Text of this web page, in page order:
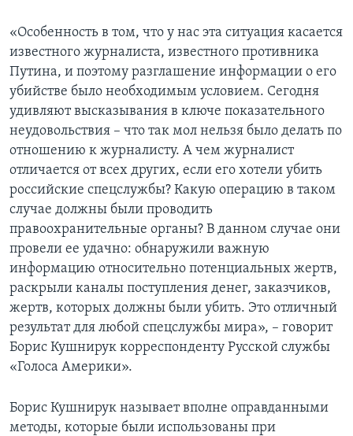
«Особенность в том, что у нас эта ситуация касается
известного журналиста, известного противника
Путина, и поэтому разглашение информации о его
убийстве было необходимым условием. Сегодня
удивляют высказывания в ключе показательного
неудовольствия – что так мол нельзя было делать по
отношению к журналисту. А чем журналист
отличается от всех других, если его хотели убить
российские спецслужбы? Какую операцию в таком
случае должны были проводить
правоохранительные органы? В данном случае они
провели ее удачно: обнаружили важную
информацию относительно потенциальных жертв,
раскрыли каналы поступления денег, заказчиков,
жертв, которых должны были убить. Это отличный
результат для любой спецслужбы мира», – говорит
Борис Кушнирук корреспонденту Русской службы
«Голоса Америки».
Борис Кушнирук называет вполне оправданными
методы, которые были использованы при